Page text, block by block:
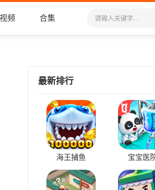
视频 合集
最新排行
海王捕鱼 宝宝医